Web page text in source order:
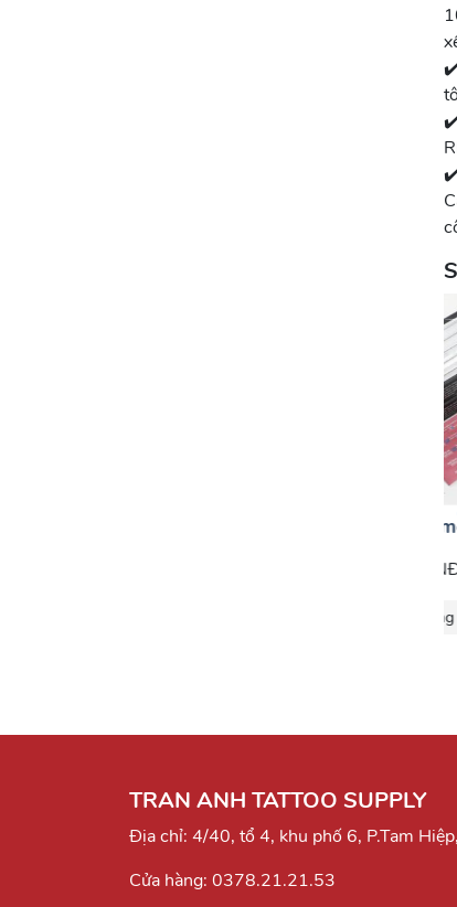
1215M1-
250.000
Mua Hàng
TRAN ANH TATTOO SUPPLY
Địa chỉ: 4/40, tổ 4, khu phố 6, P.Tam
Cửa hàng: 0378.21.21.53